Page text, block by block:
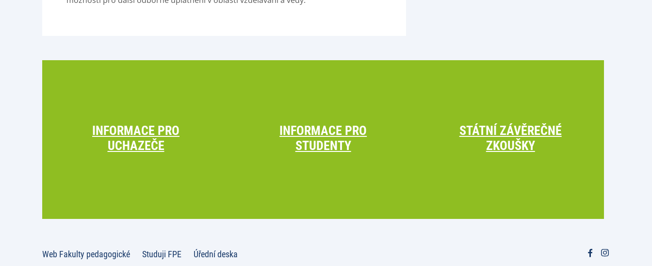
INFORMACE PRO
UCHAZEČE
INFORMACE PRO
STUDENTY
STÁTNÍ ZÁVĚREČNÉ
ZKOUŠKY
Web Fakulty pedagogické Studuji FPE Úřední deska